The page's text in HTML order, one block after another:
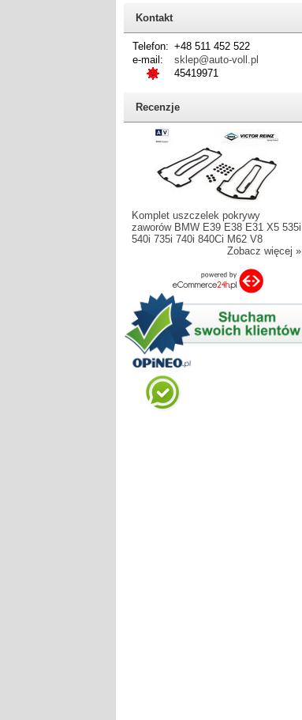
Kontakt
Telefon: +48 511 452 522
e-mail:
sklep@auto-voll.pl
45419971
Recenzje
Komplet uszczelek pokrywy
zaworów BMW E39 E38 E31 X5 535i
540i 735i 740i 840Ci M62 V8
Zobacz więcej »